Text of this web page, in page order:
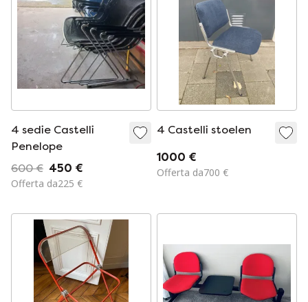
4 sedie Castelli
Penelope
600 € 450 €
Offerta da225 €
4 Castelli stoelen
1000 €
Offerta da700 €